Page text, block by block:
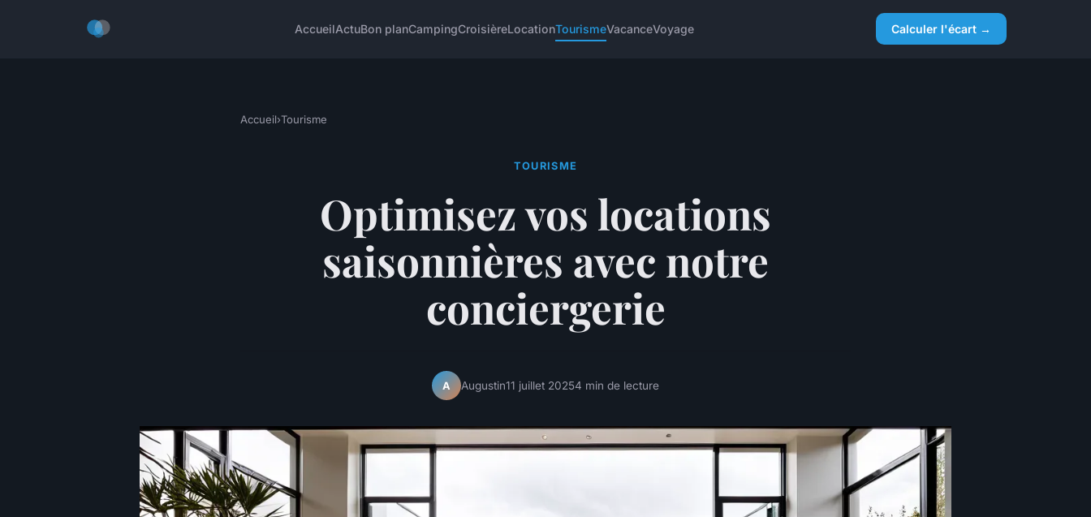
AccueilActuBon planCampingCroisièreLocationTourismeVacanceVoyage Calculer l'écart →
Accueil›Tourisme
TOURISME
Optimisez vos locations
saisonnières avec notre
conciergerie
A Augustin11 juillet 20254 min de lecture